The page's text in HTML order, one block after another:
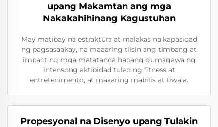
upang Makamtan ang mga
Nakakahihinang Kagustuhan
May matibay na estraktura at malakas na kapasidad
ng pagsasaakay, na maaaring tiisin ang timbang at
impact ng mga matatanda habang gumagawa ng
intensong aktibidad tulad ng fitness at
entretenimento, at maaaring mabilis at tiwala.
Propesyonal na Disenyo upang Tulakin